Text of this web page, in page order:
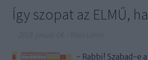
Így szopat az ELMŰ,
- Rabbi! Szabad-e